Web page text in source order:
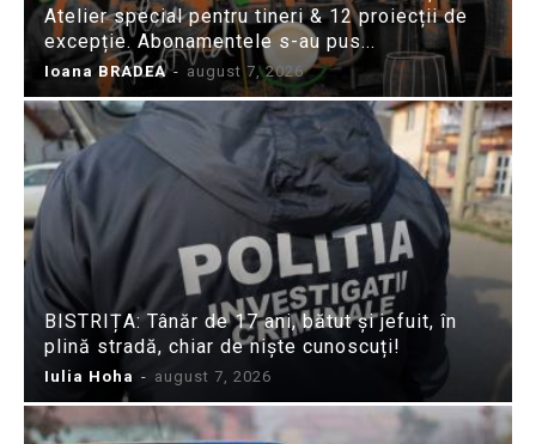
Atelier special pentru tineri & 12 proiecții de
excepție. Abonamentele s-au pus...
Ioana BRADEA - august 7, 2026
BISTRIȚA: Tânăr de 17 ani, bătut și jefuit, în
plină stradă, chiar de niște cunoscuți!
Iulia Hoha - august 7, 2026